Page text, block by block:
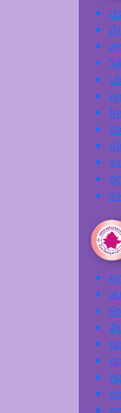
ป
อ
ส
วิ
น
ยุ
โ
ข้
น
ร
ติ
ร
ค
ส
หั
ส
ก
ก
ก
ก